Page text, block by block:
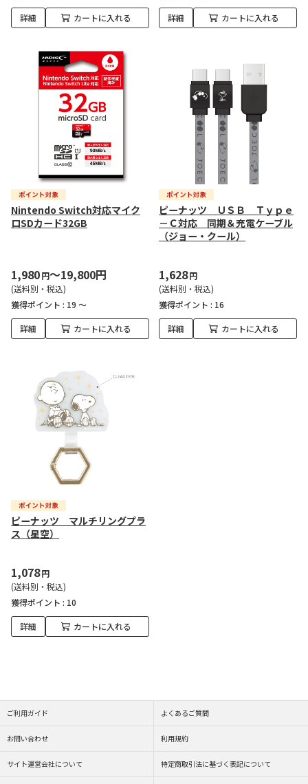
詳細 カートに入れる 詳細 カートに入れる
Nintendo Switch対応マイク
ロSDカード32GB
1,980円～19,800円
(送料別・税込)
獲得ポイント : 19 ～
詳細 カートに入れる
ピーナッツ ＵＳＢ Ｔｙｐｅ
－Ｃ対応 同期＆充電ケーブル
（ジョー・クール）
1,628円
(送料別・税込)
獲得ポイント : 16
詳細 カートに入れる
ピーナッツ マルチリングプラ
ス（星空）
1,078円
(送料別・税込)
獲得ポイント : 10
詳細 カートに入れる
ご利用ガイド よくあるご質問
お問い合わせ 利用規約
サイト運営会社について 特定商取引法に基づく表記について